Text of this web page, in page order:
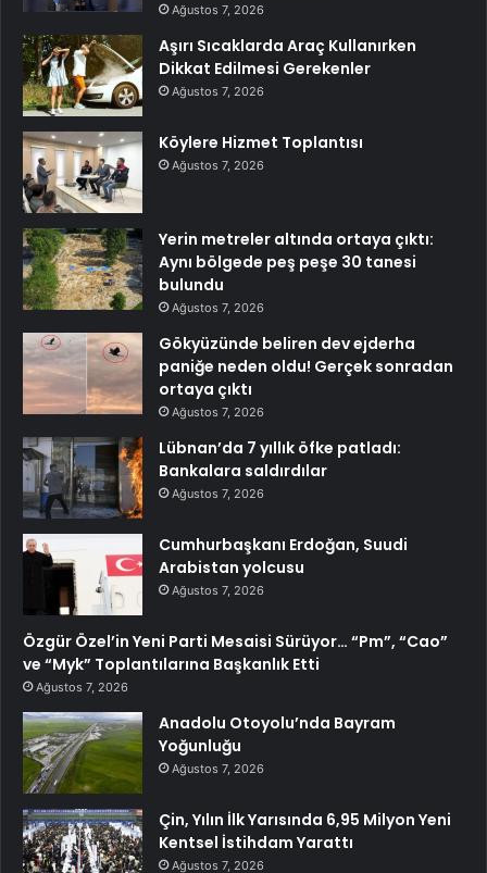
Ağustos 7, 2026
Aşırı Sıcaklarda Araç Kullanırken
Dikkat Edilmesi Gerekenler
Ağustos 7, 2026
Köylere Hizmet Toplantısı
Ağustos 7, 2026
Yerin metreler altında ortaya çıktı:
Aynı bölgede peş peşe 30 tanesi
bulundu
Ağustos 7, 2026
Gökyüzünde beliren dev ejderha
paniğe neden oldu! Gerçek sonradan
ortaya çıktı
Ağustos 7, 2026
Lübnan’da 7 yıllık öfke patladı:
Bankalara saldırdılar
Ağustos 7, 2026
Cumhurbaşkanı Erdoğan, Suudi
Arabistan yolcusu
Ağustos 7, 2026
Özgür Özel’in Yeni Parti Mesaisi Sürüyor… “Pm”, “Cao”
ve “Myk” Toplantılarına Başkanlık Etti
Ağustos 7, 2026
Anadolu Otoyolu’nda Bayram
Yoğunluğu
Ağustos 7, 2026
Çin, Yılın İlk Yarısında 6,95 Milyon Yeni
Kentsel İstihdam Yarattı
Ağustos 7, 2026